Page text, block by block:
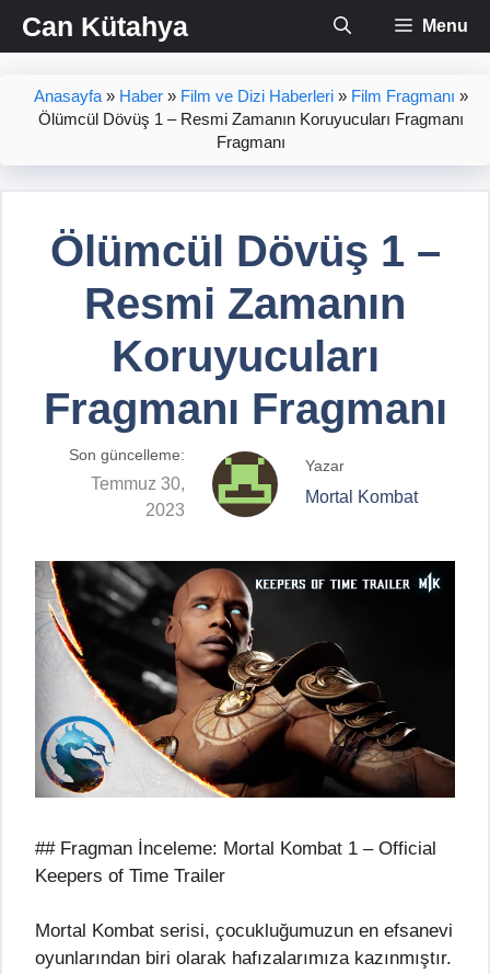
İçeriğe
atlaCan Kütahya Menu
Anasayfa» Haber» Film ve Dizi Haberleri» Film Fragmanı »
Ölümcül Dövüş 1 – Resmi Zamanın Koruyucuları Fragmanı
Fragmanı
Ölümcül Dövüş 1 –
Resmi Zamanın
Koruyucuları
Fragmanı Fragmanı
Son güncelleme:
Temmuz 30,
2023
Yazar
Mortal Kombat
## Fragman İnceleme: Mortal Kombat 1 – Official
Keepers of Time Trailer
Mortal Kombat serisi, çocukluğumuzun en efsanevi
oyunlarından biri olarak hafızalarımıza kazınmıştır.